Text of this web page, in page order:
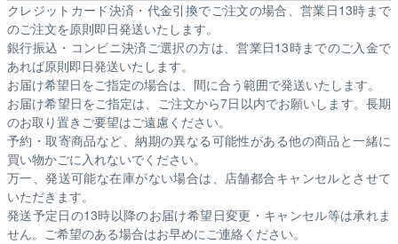
クレジットカード決済・代金引換でご注文の場合、営業日13時まで
のご注文を原則即日発送いたします。
銀行振込・コンビニ決済ご選択の方は、営業日13時までのご入金で
あれば原則即日発送いたします。
お届け希望日をご指定の場合は、間に合う範囲で発送いたします。
お届け希望日をご指定は、ご注文から7日以内でお願いします。長期
のお取り置きご要望はご遠慮ください。
予約・取寄商品など、納期の異なる可能性がある他の商品と一緒に
買い物かごに入れないでください。
万一、発送可能な在庫がない場合は、店舗都合キャンセルとさせて
いただきます。
発送予定日の13時以降のお届け希望日変更・キャンセル等は承れま
せん。ご希望のある場合はお早めにご連絡ください。